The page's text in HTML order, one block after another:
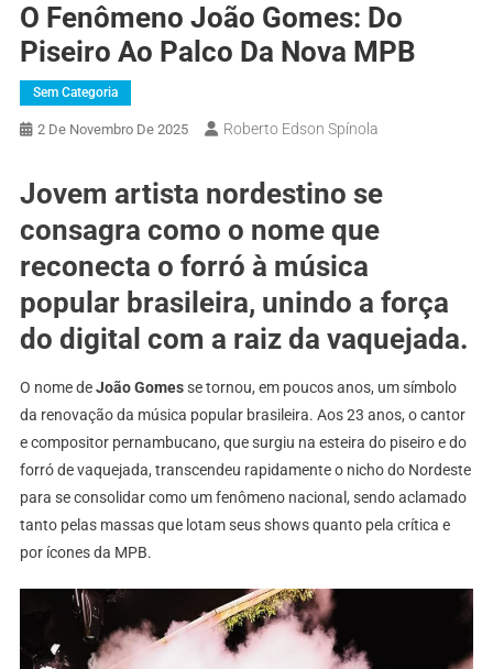
O Fenômeno João Gomes: Do
Piseiro Ao Palco Da Nova MPB
Sem Categoria
2 De Novembro De 2025 Roberto Edson Spínola
Jovem artista nordestino se
consagra como o nome que
reconecta o forró à música
popular brasileira, unindo a força
do digital com a raiz da vaquejada.
O nome deJoão Gomesse tornou, em poucos anos, um símbolo
da renovação da música popular brasileira. Aos 23 anos, o cantor
e compositor pernambucano, que surgiu na esteira do piseiro e do
forró de vaquejada, transcendeu rapidamente o nicho do Nordeste
para se consolidar como um fenômeno nacional, sendo aclamado
tanto pelas massas que lotam seus shows quanto pela crítica e
por ícones da MPB.